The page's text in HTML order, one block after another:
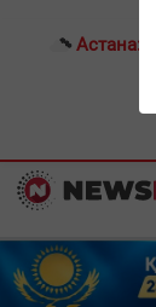
Астана: